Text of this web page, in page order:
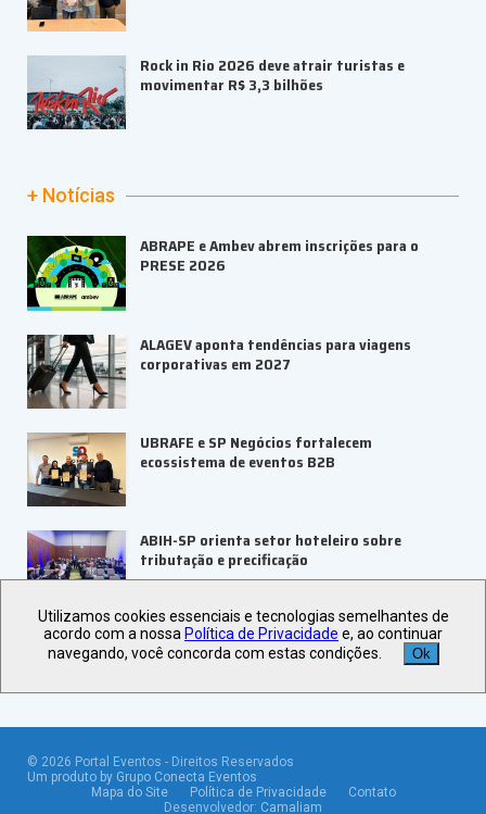
Rock in Rio 2026 deve atrair turistas e
movimentar R$ 3,3 bilhões
+ Notícias
ABRAPE e Ambev abrem inscrições para o
PRESE 2026
ALAGEV aponta tendências para viagens
corporativas em 2027
UBRAFE e SP Negócios fortalecem
ecossistema de eventos B2B
ABIH-SP orienta setor hoteleiro sobre
tributação e precificação
Veja +Últimas Notícias
© 2026 Portal Eventos - Direitos Reservados
Um produto by Grupo Conecta Eventos
Mapa do Site
Política de Privacidade
Contato
Desenvolvedor: Camaliam
Utilizamos cookies essenciais e tecnologias semelhantes de
acordo com a nossa Política de Privacidade e, ao continuar
navegando, você concorda com estas condições.
Ok